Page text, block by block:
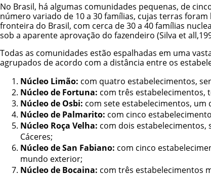
No Brasil, há algumas comunidades pequenas, de
número variado de 10 a 30 famílias, cujas terras
fronteira do Brasil, com cerca de 30 a 40 famílias
sob a aparente aprovação do fazendeiro (Silva et
Todas as comunidades estão espalhadas em uma
agrupados de acordo com a distância entre os
Núcleo Limão: com quatro estabelecimentos,
Núcleo de Fortuna: com três estabelecimentos,
Núcleo de Osbi: com sete estabelecimentos,
Núcleo de Palmarito: com cinco
Núcleo Roça Velha: com dois
Cáceres;
Núcleo de San Fabiano: com cinco
mundo exterior;
Núcleo de Bocaina: com três estabelecimentos